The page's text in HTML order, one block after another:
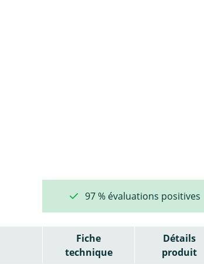
97 % évaluations positives
Fiche
technique
Détails
produit